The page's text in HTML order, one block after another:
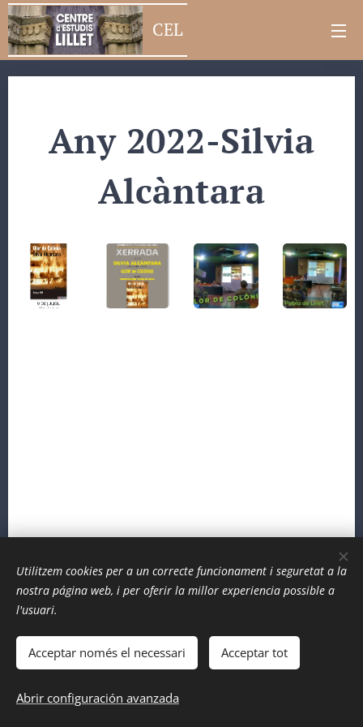
CEL
Any 2022-Silvia
Alcàntara
www.celillet.cat
Centre d'Estudis Lillet 2017-2026
Utilitzem cookies per a un correcte funcionament i seguretat a la
nostra página web, i per oferir la millor experiencia possible a
l'usuari.
Acceptar només el necessari Acceptar tot
Abrir configuración avanzada